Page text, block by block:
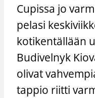
Cupissa jo
pelasi
kotikentällään
Budivelnyk
olivat
tappio riitti